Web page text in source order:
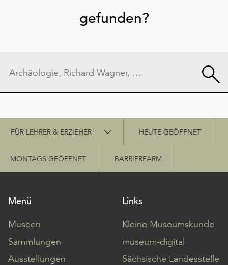
gefunden?
Schnellzugriff
FÜR LEHRER & ERZIEHER HEUTE GEÖFFNET
MONTAGS GEÖFFNET BARRIEREARM
Menü
Museen
Sammlungen
Ausstellungen
Links
Kleine Museumskunde
museum-digital
Sächsische Landesstelle